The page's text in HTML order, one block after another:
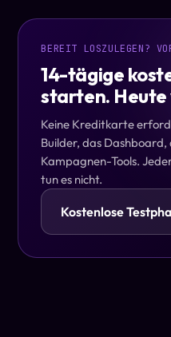
BEREIT LOSZULEGEN?
14-tägige
starten.
Keine Kreditkarte
Builder, das
Kampagnen-Tools.
tun es nicht.
Kostenlose